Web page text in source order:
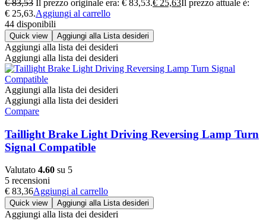
€83,53 Il prezzo originale era: € 83,53.€ 25,63Il prezzo attuale è:
€ 25,63.Aggiungi al carrello
44 disponibili
Quick view Aggiungi alla Lista desideri
Aggiungi alla lista dei desideri
Aggiungi alla lista dei desideri
Aggiungi alla lista dei desideri
Aggiungi alla lista dei desideri
Compare
Taillight Brake Light Driving Reversing Lamp Turn
Signal Compatible
Valutato 4.60 su 5
5 recensioni
€ 83,36Aggiungi al carrello
Quick view Aggiungi alla Lista desideri
Aggiungi alla lista dei desideri